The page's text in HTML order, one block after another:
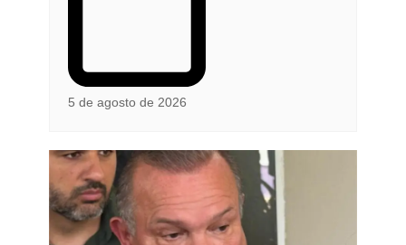
5 de agosto de 2026